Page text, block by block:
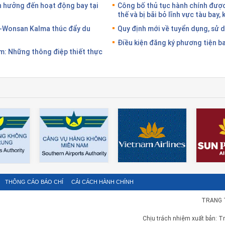
đến hoạt động bay tại
Kalma thúc đẩy du
Những thông điệp thiết thực
Công bố thủ tục hành chính
thế và bị bãi bỏ lĩnh vực tàu bay,
Quy định mới về tuyển dụng, sử
Điều kiện đăng ký phương tiện
THÔNG CÁO BÁO CHÍ CẢI CÁCH HÀNH CHÍNH
TRANG
Chịu trách nhiệm xuất bản: